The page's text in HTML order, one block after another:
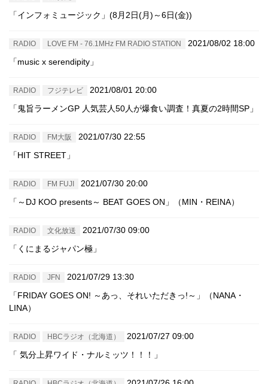
「インフォミュージック」(8月2日(月)～6日(金))
RADIO LOVE FM - 76.1MHz FM RADIO STATION
2021/08/02 18:00
「music x serendipity」
RADIO フジテレビ
2021/08/01 20:00
「鬼旨ラーメンGP 人気芸人50人が爆食い調査！真夏の2時間SP」
RADIO FM大阪
2021/07/30 22:55
「HIT STREET」
RADIO FM FUJI
2021/07/30 20:00
「～DJ KOO presents～ BEAT GOES ON」（MIN・REINA）
RADIO 文化放送
2021/07/30 09:00
「くにまるジャパン極」
RADIO JFN
2021/07/29 13:30
「FRIDAY GOES ON! ～あっ、それいただきっ!～」（NANA・
LINA）
RADIO HBCラジオ（北海道）
2021/07/27 09:00
「 気分上昇ワイド・ナルミッツ！！！」